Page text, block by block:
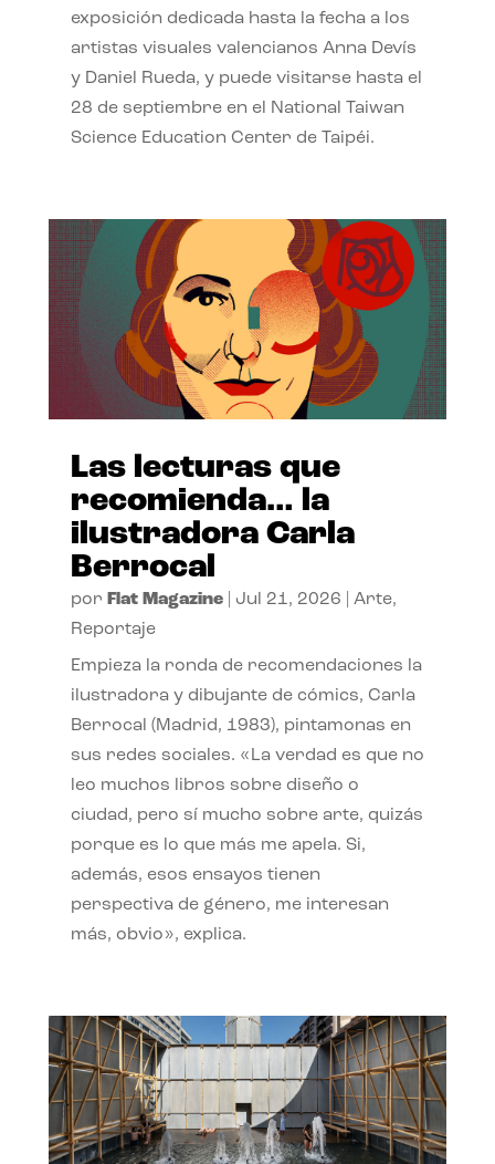
exposición dedicada hasta la fecha a los
artistas visuales valencianos Anna Devís
y Daniel Rueda, y puede visitarse hasta el
28 de septiembre en el National Taiwan
Science Education Center de Taipéi.
Las lecturas que
recomienda… la
ilustradora Carla
Berrocal
por Flat Magazine| Jul 21, 2026 Arte,
Reportaje
Empieza la ronda de recomendaciones la
ilustradora y dibujante de cómics, Carla
Berrocal (Madrid, 1983), pintamonas en
sus redes sociales. «La verdad es que no
leo muchos libros sobre diseño o
ciudad, pero sí mucho sobre arte, quizás
porque es lo que más me apela. Si,
además, esos ensayos tienen
perspectiva de género, me interesan
más, obvio», explica.